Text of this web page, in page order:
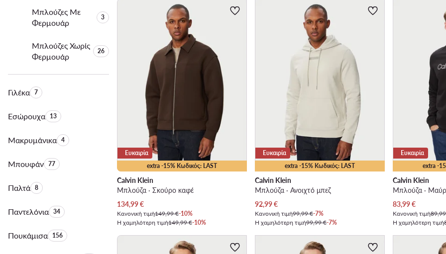
Μπλούζες Με
Φερμουάρ
Αριθμός προϊόντων:
3
Μπλούζες Χωρίς
Φερμουάρ
Αριθμός προϊόντων:
26
ΓιλέκαΑριθμός προϊόντων:
7
ΕσώρουχαΑριθμός προϊόντων:
13
ΜακρυμάνικαΑριθμός προϊόντων:
4
ΜπουφάνΑριθμός προϊόντων:
77
ΠαλτάΑριθμός προϊόντων:
8
ΠαντελόνιαΑριθμός προϊόντων:
34
ΠουκάμισαΑριθμός προϊόντων:
156
extra -15% Κωδικός: LAST
Ευκαιρία
Calvin Klein
Μπλούζα · Σκούρο καφέ
Τρέχουσα τιμή
134,99€
Κανονική τιμή149,99 €-10%
Η χαμηλότερη τιμή149,99 €-10%
extra -15% Κωδικός: LAST
Ευκαιρία
Calvin Klein
Μπλούζα · Ανοιχτό μπεζ
Τρέχουσα τιμή
92,99€
Κανονική τιμή99,99 €-7%
Η χαμηλότερη τιμή99,99 €-7%
extra -
Ευκαιρία
Calvin Klein
Μπλούζα ·
Τρέχουσα τιμή
83,99€
Κανονική τιμή
Η χαμηλότερη τιμή